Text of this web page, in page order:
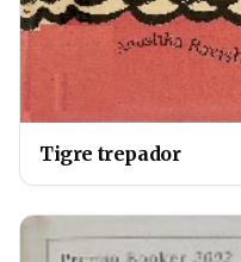
Tigre trepador